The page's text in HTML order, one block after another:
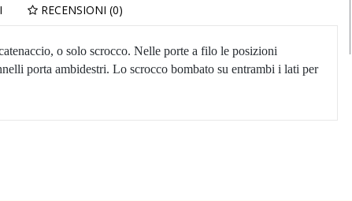
RECENSIONI (0)
o solo scrocco. Nelle porte a filo le posizioni
porta ambidestri. Lo scrocco bombato su entrambi i lati per